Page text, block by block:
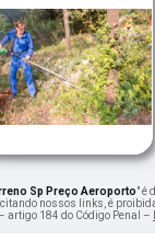
Sp Preço Aeroporto" é
nossos links, é
artigo 184 do Código Penal –